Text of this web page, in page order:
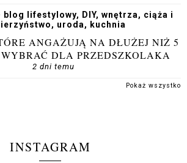
blog lifestylowy, DIY, wnętrza, ciąża i
uroda, kuchnia
ANGAŻUJĄ NA DŁUŻEJ NIŻ 5
DLA PRZEDSZKOLAKA
2 dni temu
Pokaż wszystko
INSTAGRAM